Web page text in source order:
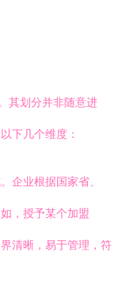
其划分并非随意进
下几个维度：
企业根据国家省、
，授予某个加盟
清晰，易于管理，符